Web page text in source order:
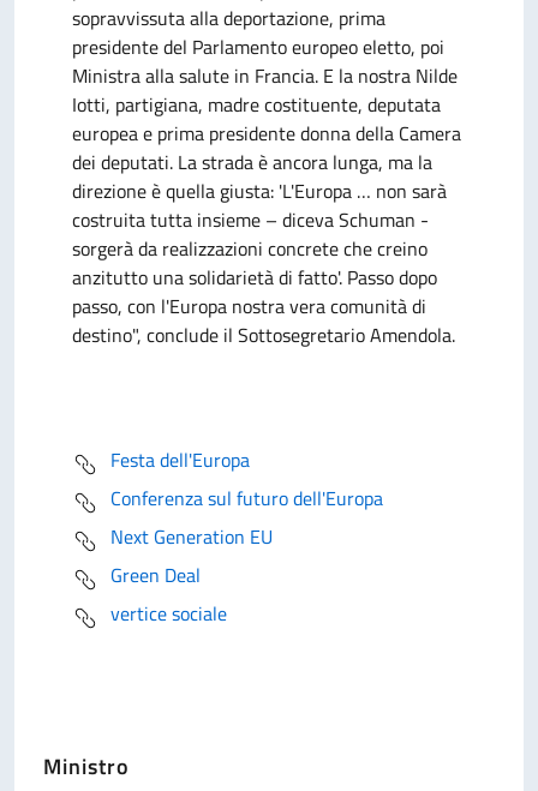
sopravvissuta alla deportazione, prima
presidente del Parlamento europeo eletto, poi
Ministra alla salute in Francia. E la nostra Nilde
Iotti, partigiana, madre costituente, deputata
europea e prima presidente donna della Camera
dei deputati. La strada è ancora lunga, ma la
direzione è quella giusta: 'L'Europa … non sarà
costruita tutta insieme – diceva Schuman -
sorgerà da realizzazioni concrete che creino
anzitutto una solidarietà di fatto'. Passo dopo
passo, con l'Europa nostra vera comunità di
destino", conclude il Sottosegretario Amendola.
Festa dell'Europa
Conferenza sul futuro dell'Europa
Next Generation EU
Green Deal
vertice sociale
Ministro